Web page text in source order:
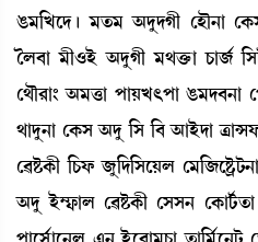
R¡³[Jìƒ¡ú ³t¡³ "ƒåƒKã ëÒï>à
íº¤à ³ã*Òü "ƒåKã ³=v¡û¡à W¡à\¢
ë=ï¹à} "³v¡à šàÚJ;šà R¡³ƒ¤>à
=àƒå>à ëA¡Î "ƒå [Î [¤ "àÒüƒà
ë¯Ê¡A¡ã [W¡ó¡ \å[ƒ[ÎìÚº
"ƒå Òü´£¡àº ë¯Ê¡A¡ã ëÎÎ>